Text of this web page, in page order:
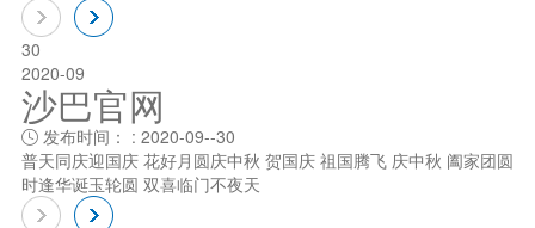
30
2020-09
沙巴官网
发布时间： : 2020-09--30
普天同庆迎国庆 花好月圆庆中秋 贺国庆 祖国腾飞 庆中秋 阖家团圆
时逢华诞玉轮圆 双喜临门不夜天